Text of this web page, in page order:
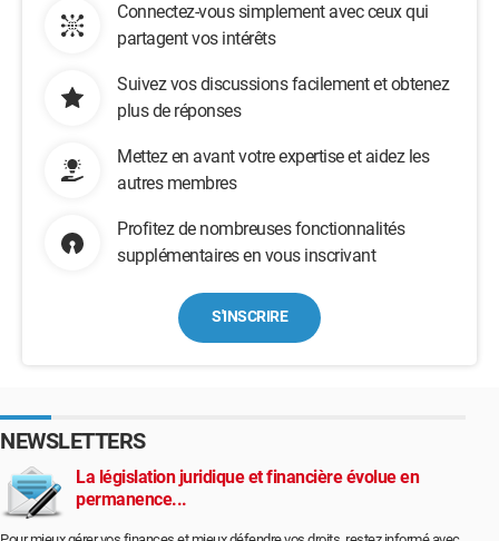
Connectez-vous simplement avec ceux qui
partagent vos intérêts
Suivez vos discussions facilement et obtenez
plus de réponses
Mettez en avant votre expertise et aidez les
autres membres
Profitez de nombreuses fonctionnalités
supplémentaires en vous inscrivant
S'INSCRIRE
NEWSLETTERS
La législation juridique et financière évolue en
permanence...